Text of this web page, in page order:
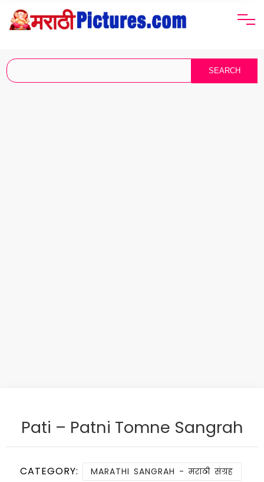
Pati – Patni Tomne Sangrah
CATEGORY: MARATHI SANGRAH - मराठी संग्रह